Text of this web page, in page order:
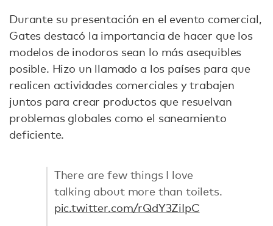
Durante su presentación en el evento comercial,
Gates destacó la importancia de hacer que los
modelos de inodoros sean lo más asequibles
posible. Hizo un llamado a los países para que
realicen actividades comerciales y trabajen
juntos para crear productos que resuelvan
problemas globales como el saneamiento
deficiente.
There are few things I love
talking about more than toilets.
pic.twitter.com/rQdY3ZiIpC